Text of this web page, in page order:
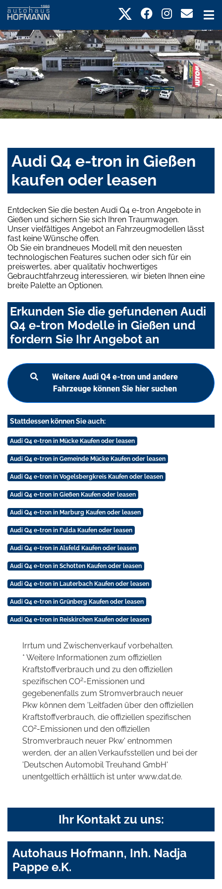
Audi Q4 e-tron in Gießen
kaufen oder leasen
Entdecken Sie die besten Audi Q4 e-tron Angebote in
Gießen und sichern Sie sich Ihren Traumwagen.
Unser vielfältiges Angebot an Fahrzeugmodellen lässt
fast keine Wünsche offen.
Ob Sie ein brandneues Modell mit den neuesten
technologischen Features suchen oder sich für ein
preiswertes, aber qualitativ hochwertiges
Gebrauchtfahrzeug interessieren, wir bieten Ihnen eine
breite Palette an Optionen.
Erkunden Sie die gefundenen Audi
Q4 e-tron Modelle in Gießen und
fordern Sie Ihr Angebot an
Weitere Audi Q4 e-tron und andere
Fahrzeuge können Sie hier suchen
Stattdessen können Sie auch:
Audi Q4 e-tron in Mücke Kaufen oder leasen
Audi Q4 e-tron in Gemeinde Mücke Kaufen oder leasen
Audi Q4 e-tron in Vogelsbergkreis Kaufen oder leasen
Audi Q4 e-tron in Gießen Kaufen oder leasen
Audi Q4 e-tron in Marburg Kaufen oder leasen
Audi Q4 e-tron in Fulda Kaufen oder leasen
Audi Q4 e-tron in Alsfeld Kaufen oder leasen
Audi Q4 e-tron in Schotten Kaufen oder leasen
Audi Q4 e-tron in Lauterbach Kaufen oder leasen
Audi Q4 e-tron in Grünberg Kaufen oder leasen
Audi Q4 e-tron in Reiskirchen Kaufen oder leasen
Irrtum und Zwischenverkauf vorbehalten.
* Weitere Informationen zum offiziellen
Kraftstoffverbrauch und zu den offiziellen
spezifischen CO2-Emissionen und
gegebenenfalls zum Stromverbrauch neuer
Pkw können dem 'Leitfaden über den offiziellen
Kraftstoffverbrauch, die offiziellen spezifischen
CO2-Emissionen und den offiziellen
Stromverbrauch neuer Pkw' entnommen
werden, der an allen Verkaufsstellen und bei der
'Deutschen Automobil Treuhand GmbH'
unentgeltlich erhältlich ist unter www.dat.de.
Ihr Kontakt zu uns:
Autohaus Hofmann, Inh. Nadja
Pappe e.K.